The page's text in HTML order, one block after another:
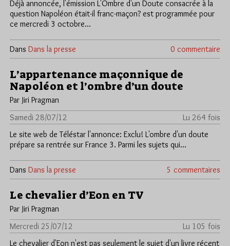
Déjà annoncée, l'émission L'Ombre d'un Doute consacrée à la
question Napoléon était-il franc-maçon? est programmée pour
ce mercredi 3 octobre…
Dans Dans la presse 0 commentaire
L’appartenance maçonnique de
Napoléon et l’ombre d’un doute
Par Jiri Pragman
Samedi 28/07/12
Lu 264 fois
Le site web de Téléstar l'annonce: Exclu! L'ombre d'un doute
prépare sa rentrée sur France 3. Parmi les sujets qui…
Dans Dans la presse 5 commentaires
Le chevalier d’Eon en TV
Par Jiri Pragman
Mercredi 25/07/12
Lu 105 fois
Le chevalier d'Eon n'est pas seulement le sujet d'un livre récent